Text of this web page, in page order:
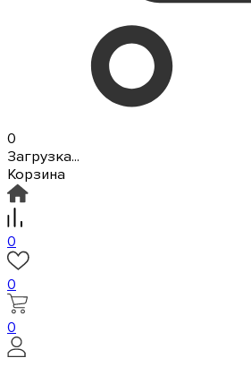
0
Загрузка...
Корзина
0
0
0